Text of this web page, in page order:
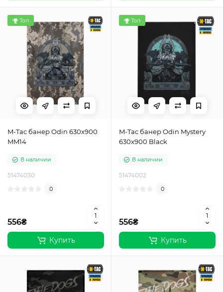
Топ
M-Tac банер Odin 630x900
MM14
В наличии
51474030
0
556₴
Купить
Топ
M-Tac банер Odin Mystery
630x900 Black
В наличии
51474002
0
556₴
Купить